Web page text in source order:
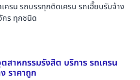
เครน รถบรรทุกติดเครน รถเฮี๊ยบรับจ้าง
กร ทุกชนิด
สาหกรรมรังสิต บริการ รถเครน
ราคาถูก